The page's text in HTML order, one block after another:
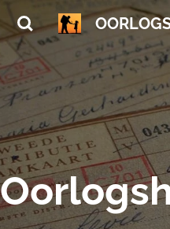
Ga
direct
naar
hoofdinhoud